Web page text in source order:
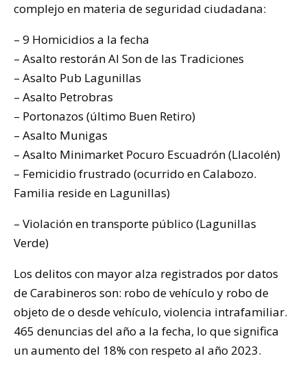
complejo en materia de seguridad ciudadana:
– 9 Homicidios a la fecha
– Asalto restorán Al Son de las Tradiciones
– Asalto Pub Lagunillas
– Asalto Petrobras
– Portonazos (último Buen Retiro)
– Asalto Munigas
– Asalto Minimarket Pocuro Escuadrón (Llacolén)
– Femicidio frustrado (ocurrido en Calabozo.
Familia reside en Lagunillas)
– Violación en transporte público (Lagunillas
Verde)
Los delitos con mayor alza registrados por datos
de Carabineros son: robo de vehículo y robo de
objeto de o desde vehículo, violencia intrafamiliar.
465 denuncias del año a la fecha, lo que significa
un aumento del 18% con respeto al año 2023.